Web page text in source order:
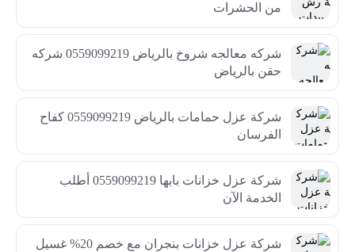
من الحشرات
شركه معالجه شروخ بالرياض 0559099219 شركه
حقن بالرياض
شركة عزل حمامات بالرياض 0559099219 كفاح
الفرسان
شركة عزل خزانات بابها 0559099219 أطلب
الخدمة الآن
شركة عزل خزانات بنجران مع خصم 20% غسيل